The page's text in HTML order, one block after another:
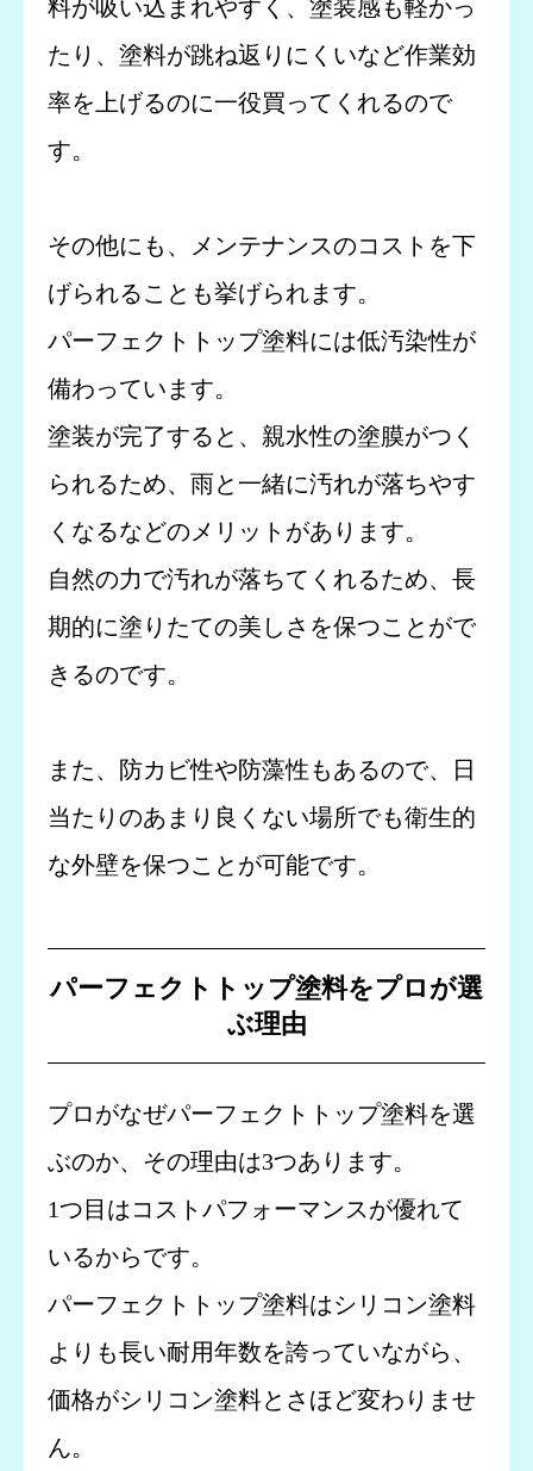
料が吸い込まれやすく、塗装感も軽かっ
たり、塗料が跳ね返りにくいなど作業効
率を上げるのに一役買ってくれるので
す。
その他にも、メンテナンスのコストを下
げられることも挙げられます。
パーフェクトトップ塗料には低汚染性が
備わっています。
塗装が完了すると、親水性の塗膜がつく
られるため、雨と一緒に汚れが落ちやす
くなるなどのメリットがあります。
自然の力で汚れが落ちてくれるため、長
期的に塗りたての美しさを保つことがで
きるのです。
また、防カビ性や防藻性もあるので、日
当たりのあまり良くない場所でも衛生的
な外壁を保つことが可能です。
パーフェクトトップ塗料をプロが選
ぶ理由
プロがなぜパーフェクトトップ塗料を選
ぶのか、その理由は3つあります。
1つ目はコストパフォーマンスが優れて
いるからです。
パーフェクトトップ塗料はシリコン塗料
よりも長い耐用年数を誇っていながら、
価格がシリコン塗料とさほど変わりませ
ん。